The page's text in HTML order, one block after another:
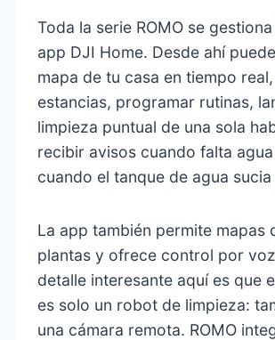
Toda la serie ROMO se
app DJI Home. Desde ahí
mapa de tu casa en tiempo
estancias, programar rutinas,
limpieza puntual de una sola
recibir avisos cuando falta
cuando el tanque de agua
La app también permite mapas
plantas y ofrece control por
detalle interesante aquí es que
es solo un robot de limpieza:
una cámara remota. ROMO